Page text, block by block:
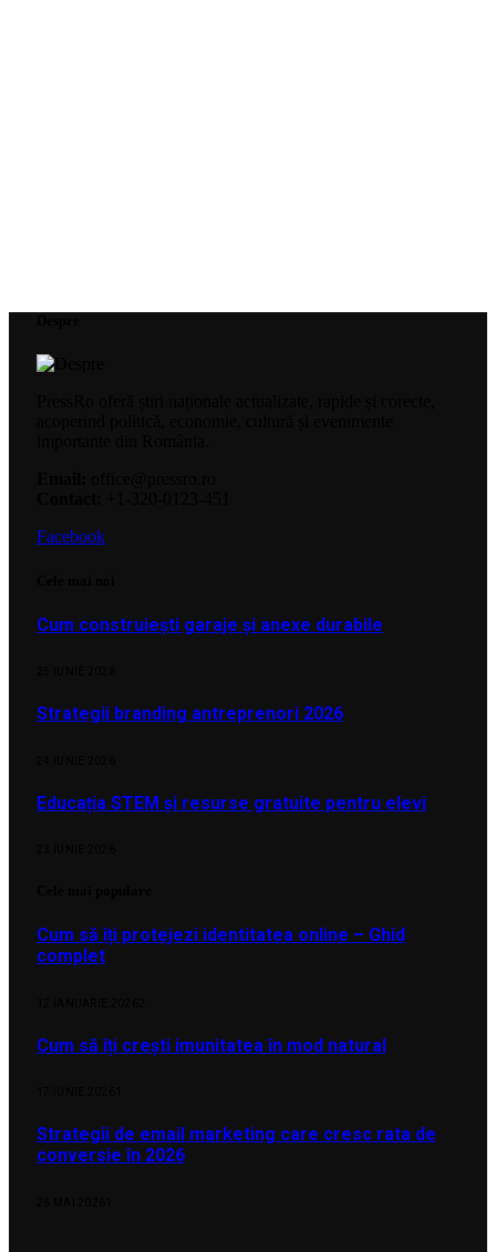
Facebook
Cum construiești garaje și anexe durabile
Strategii branding antreprenori 2026
Educația STEM și resurse gratuite pentru elevi
Cum să îți protejezi identitatea online – Ghid
complet
Cum să îți crești imunitatea în mod natural
Strategii de email marketing care cresc rata de
conversie în 2026